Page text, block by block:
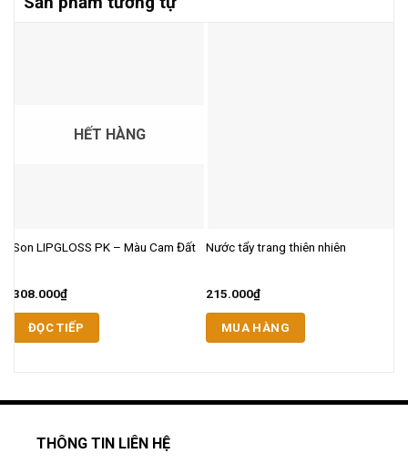
HẾT HÀNG
Son LIPGLOSS PK – Màu Cam Đất
308.000₫
ĐỌC TIẾP
Nước tẩy trang thiên nhiên
215.000₫
MUA HÀNG
THÔNG TIN LIÊN HỆ